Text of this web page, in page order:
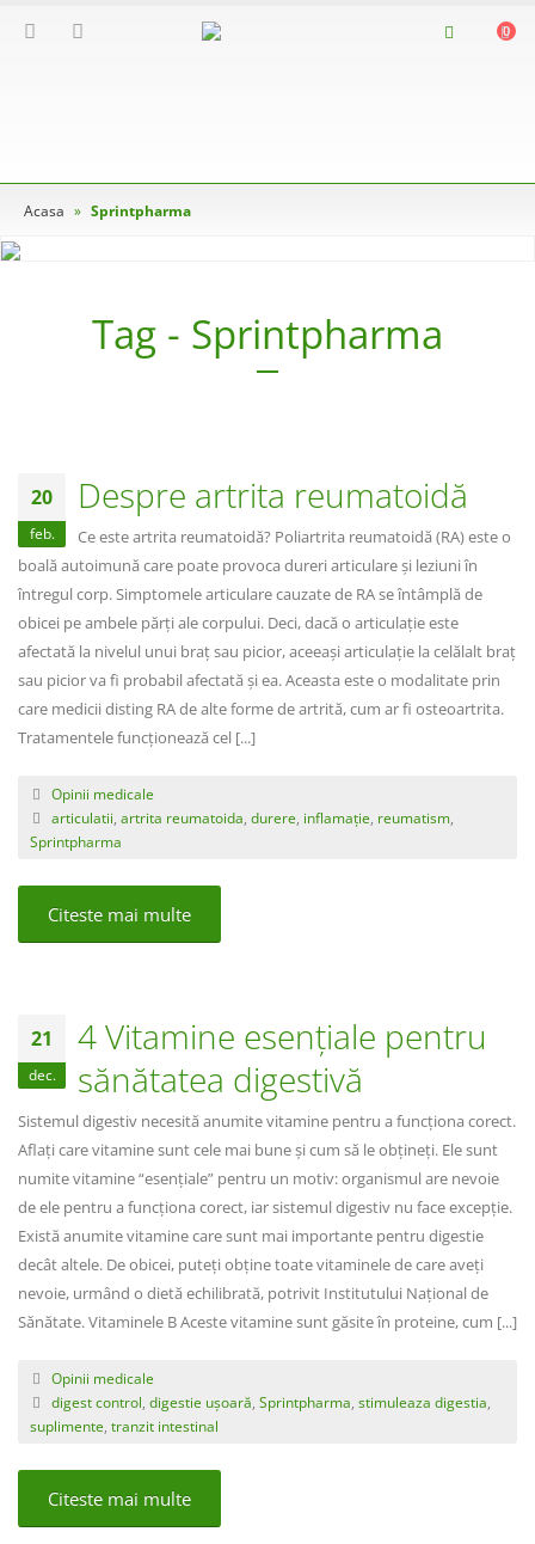
0
Acasa » Sprintpharma
Tag - Sprintpharma
20
feb.
Despre artrita reumatoidă
Ce este artrita reumatoidă? Poliartrita reumatoidă (RA) este o
boală autoimună care poate provoca dureri articulare și leziuni în
întregul corp. Simptomele articulare cauzate de RA se întâmplă de
obicei pe ambele părți ale corpului. Deci, dacă o articulație este
afectată la nivelul unui braț sau picior, aceeași articulație la celălalt braț
sau picior va fi probabil afectată și ea. Aceasta este o modalitate prin
care medicii disting RA de alte forme de artrită, cum ar fi osteoartrita.
Tratamentele funcționează cel [...]
Opinii medicale
articulatii artrita reumatoida durere inflamație reumatism,
Sprintpharma
Citeste mai multe
21
dec.
4 Vitamine esențiale pentru
sănătatea digestivă
Sistemul digestiv necesită anumite vitamine pentru a funcționa corect.
Aflați care vitamine sunt cele mai bune și cum să le obțineți. Ele sunt
numite vitamine “esențiale” pentru un motiv: organismul are nevoie
de ele pentru a funcționa corect, iar sistemul digestiv nu face excepție.
Există anumite vitamine care sunt mai importante pentru digestie
decât altele. De obicei, puteți obține toate vitaminele de care aveți
nevoie, urmând o dietă echilibrată, potrivit Institutului Național de
Sănătate. Vitaminele B Aceste vitamine sunt găsite în proteine, cum [...]
Opinii medicale
digest control digestie ușoară Sprintpharma stimuleaza digestia
suplimente tranzit intestinal
Citeste mai multe